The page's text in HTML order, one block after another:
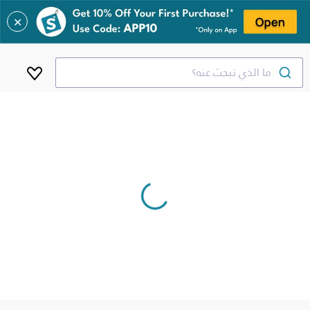
✕
ما الذي تبحث عنه؟